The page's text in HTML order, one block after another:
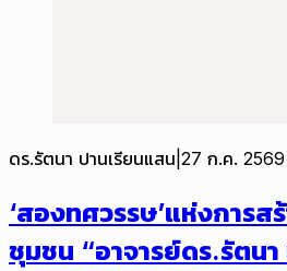
ดร.รัตนา ปานเรียนแสน 27 ก.ค. 2569
‘สองทศวรรษ’แห่งการ
ชุมชน “อาจารย์ดร.รัตน